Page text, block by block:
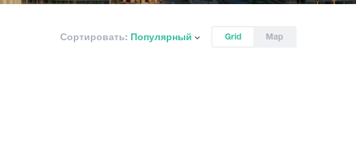
Grid Map
Сортировать: Популярный